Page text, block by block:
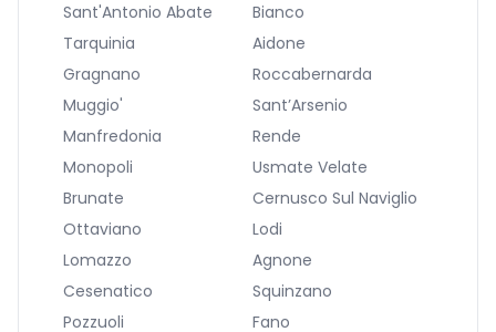
Sant'Antonio Abate
Bianco
Tarquinia
Aidone
Gragnano
Roccabernarda
Muggio'
Sant’Arsenio
Manfredonia
Rende
Monopoli
Usmate Velate
Brunate
Cernusco Sul Naviglio
Ottaviano
Lodi
Lomazzo
Agnone
Cesenatico
Squinzano
Pozzuoli
Fano